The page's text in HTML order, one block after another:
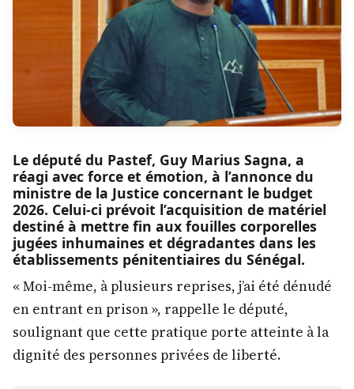
Le député du Pastef, Guy Marius Sagna, a
réagi avec force et émotion, à l’annonce du
ministre de la Justice concernant le budget
2026. Celui-ci prévoit l’acquisition de matériel
destiné à mettre fin aux fouilles corporelles
jugées inhumaines et dégradantes dans les
établissements pénitentiaires du Sénégal.
« Moi-même, à plusieurs reprises, j’ai été dénudé
en entrant en prison », rappelle le député,
soulignant que cette pratique porte atteinte à la
dignité des personnes privées de liberté.